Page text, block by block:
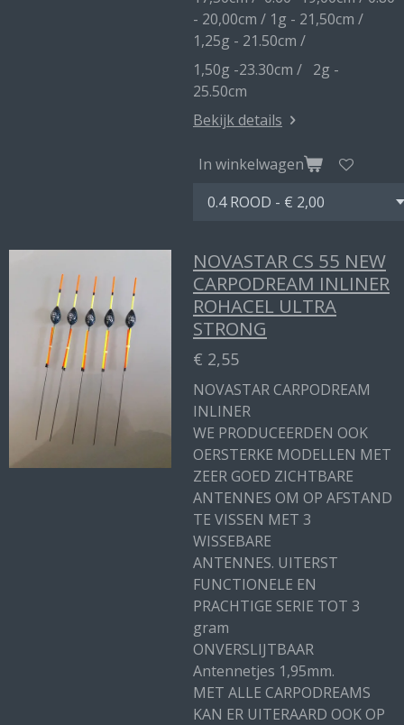
- 20,00cm / 1g - 21,50cm /
1,25g - 21.50cm /
1,50g -23.30cm / 2g -
25.50cm
Bekijk details
In winkelwagen
NOVASTAR CS 55 NEW
CARPODREAM INLINER
ROHACEL ULTRA
STRONG
€ 2,55
NOVASTAR CARPODREAM
INLINER
WE PRODUCEERDEN OOK
OERSTERKE MODELLEN MET
ZEER GOED ZICHTBARE
ANTENNES OM OP AFSTAND
TE VISSEN MET 3
WISSEBARE
ANTENNES. UITERST
FUNCTIONELE EN
PRACHTIGE SERIE TOT 3
gram
ONVERSLIJTBAAR
Antennetjes 1,95mm.
MET ALLE CARPODREAMS
KAN ER UITERAARD OOK OP